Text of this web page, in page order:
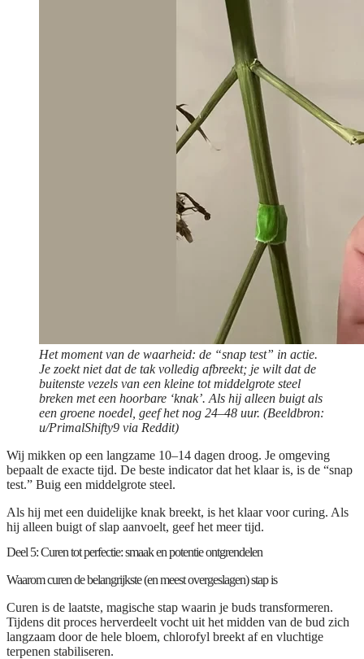
Het moment van de waarheid: de “snap test” in actie.
Je zoekt niet dat de tak volledig afbreekt; je wilt dat de
buitenste vezels van een kleine tot middelgrote steel
breken met een hoorbare ‘knak’. Als hij alleen buigt als
een groene noedel, geef het nog 24–48 uur. (Beeldbron:
u/PrimalShifty9 via Reddit)
Wij mikken op een langzame 10–14 dagen droog. Je omgeving
bepaalt de exacte tijd. De beste indicator dat het klaar is, is de “snap
test.” Buig een middelgrote steel.
Als hij met een duidelijke knak breekt, is het klaar voor curing. Als
hij alleen buigt of slap aanvoelt, geef het meer tijd.
Deel 5: Curen tot perfectie: smaak en potentie ontgrendelen
Waarom curen de belangrijkste (en meest overgeslagen) stap is
Curen is de laatste, magische stap waarin je buds transformeren.
Tijdens dit proces herverdeelt vocht uit het midden van de bud zich
langzaam door de hele bloem, chlorofyl breekt af en vluchtige
terpenen stabiliseren.